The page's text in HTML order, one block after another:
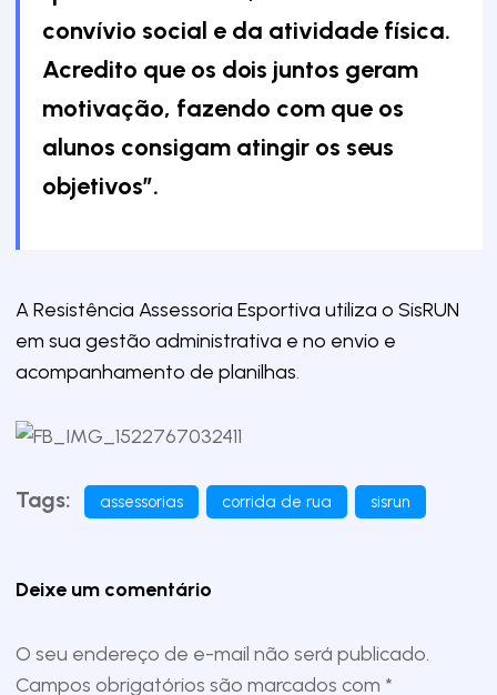
convívio social e da atividade física.
Acredito que os dois juntos geram
motivação, fazendo com que os
alunos consigam atingir os seus
objetivos”.
A Resistência Assessoria Esportiva utiliza o SisRUN
em sua gestão administrativa e no envio e
acompanhamento de planilhas.
Tags: assessorias corrida de rua sisrun
Deixe um comentário
O seu endereço de e-mail não será publicado.
Campos obrigatórios são marcados com *